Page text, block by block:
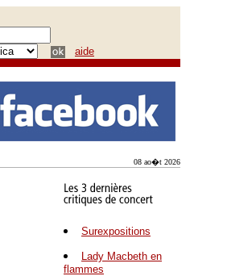
aide
08 ao�t 2026
Surexpositions
Lady Macbeth en
flammes